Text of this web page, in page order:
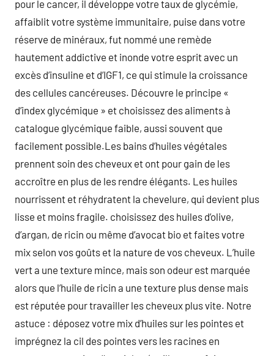
pour le cancer, il développe votre taux de glycémie,
affaiblit votre système immunitaire, puise dans votre
réserve de minéraux, fut nommé une remède
hautement addictive et inonde votre esprit avec un
excès d’insuline et d’IGF1, ce qui stimule la croissance
des cellules cancéreuses. Découvre le principe «
d’index glycémique » et choisissez des aliments à
catalogue glycémique faible, aussi souvent que
facilement possible.Les bains d’huiles végétales
prennent soin des cheveux et ont pour gain de les
accroître en plus de les rendre élégants. Les huiles
nourrissent et réhydratent la chevelure, qui devient plus
lisse et moins fragile. choisissez des huiles d’olive,
d’argan, de ricin ou même d’avocat bio et faites votre
mix selon vos goûts et la nature de vos cheveux. L’huile
vert a une texture mince, mais son odeur est marquée
alors que l’huile de ricin a une texture plus dense mais
est réputée pour travailler les cheveux plus vite. Notre
astuce : déposez votre mix d’huiles sur les pointes et
imprégnez la cil des pointes vers les racines en